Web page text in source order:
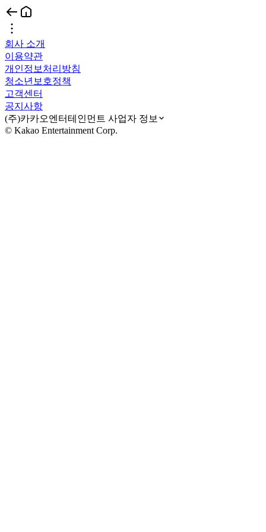
회사 소개
이용약관
개인정보처리방침
청소년보호정책
고객센터
공지사항
(주)카카오엔터테인먼트 사업자 정보
© Kakao Entertainment Corp.